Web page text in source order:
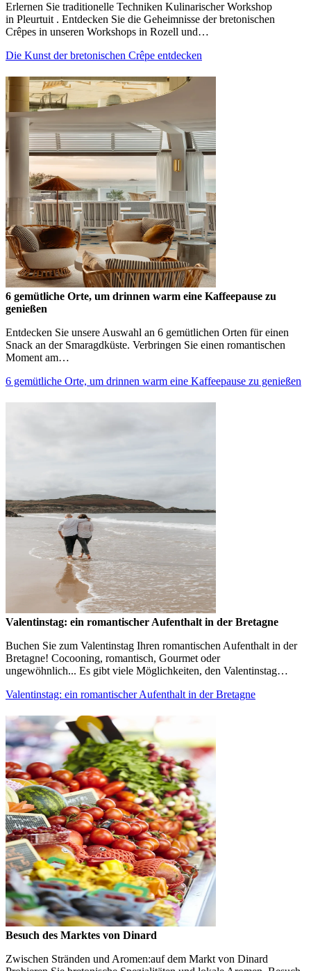
Erlernen Sie traditionelle Techniken Kulinarischer Workshop
in Pleurtuit . Entdecken Sie die Geheimnisse der bretonischen
Crêpes in unseren Workshops in Rozell und…
Die Kunst der bretonischen Crêpe entdecken
6 gemütliche Orte, um drinnen warm eine Kaffeepause zu
genießen
Entdecken Sie unsere Auswahl an 6 gemütlichen Orten für einen
Snack an der Smaragdküste. Verbringen Sie einen romantischen
Moment am…
6 gemütliche Orte, um drinnen warm eine Kaffeepause zu genießen
Valentinstag: ein romantischer Aufenthalt in der Bretagne
Buchen Sie zum Valentinstag Ihren romantischen Aufenthalt in der
Bretagne! Cocooning, romantisch, Gourmet oder
ungewöhnlich... Es gibt viele Möglichkeiten, den Valentinstag…
Valentinstag: ein romantischer Aufenthalt in der Bretagne
Besuch des Marktes von Dinard
Zwischen Stränden und Aromen:auf dem Markt von Dinard